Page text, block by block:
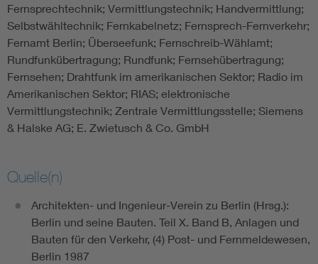
Fernsprechtechnik; Vermittlungstechnik; Handvermittlung;
Selbstwähltechnik; Fernkabelnetz; Fernsprech-Fernverkehr;
Fernamt Berlin; Überseefunk; Fernschreib-Wählamt;
Rundfunkübertragung; Rundfunk; Fernsehübertragung;
Fernsehen; Drahtfunk im amerikanischen Sektor; Radio im
Amerikanischen Sektor; RIAS; elektronische
Vermittlungstechnik; Zentrale Vermittlungsstelle; Siemens
& Halske AG; E. Zwietusch & Co. GmbH
Quelle(n)
Architekten- und Ingenieur-Verein zu Berlin (Hrsg.):
Berlin und seine Bauten. Teil X. Band B, Anlagen und
Bauten für den Verkehr, (4) Post- und Fernmeldewesen,
Berlin 1987